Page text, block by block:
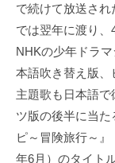
で続けて放送さ
では翌年に渡り
NHKの少年ドラ
本語吹き替え版、
主題歌も日本語
ツ版の後半に当
ピ～冒険旅行～
年6月）のタイト